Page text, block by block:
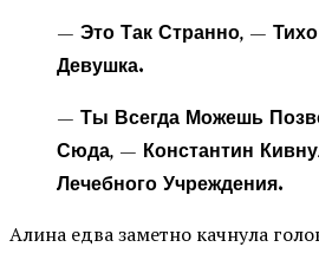
— Это Так Странно, —
Девушка.
— Ты Всегда Можешь
Сюда, — Константин
Лечебного Учреждения.
Алина едва заметно качнула